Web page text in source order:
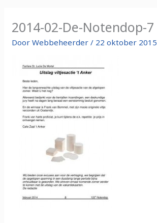
2014-02-De-Notendop-7
DoorWebbeheerder/ 22 oktober 2015